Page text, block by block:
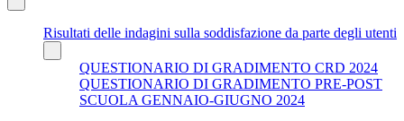
Risultati delle indagini sulla soddisfazione da parte degli utenti
QUESTIONARIO DI GRADIMENTO CRD 2024
QUESTIONARIO DI GRADIMENTO PRE-POST
SCUOLA GENNAIO-GIUGNO 2024